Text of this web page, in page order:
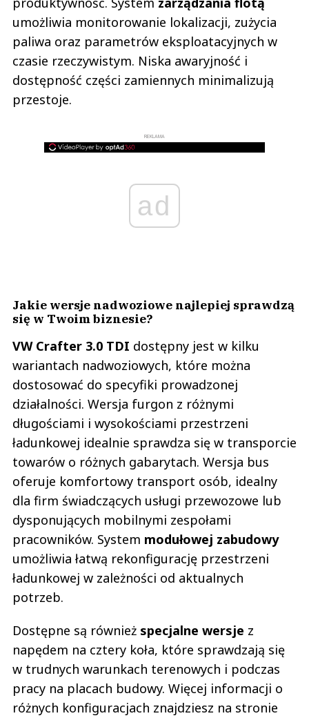
umożliwia monitorowanie lokalizacji, zużycia
paliwa oraz parametrów eksploatacyjnych w
czasie rzeczywistym. Niska awaryjność i
dostępność części zamiennych minimalizują
przestoje.
REKLAMA
ad
Jakie wersje nadwoziowe najlepiej sprawdzą
się w Twoim biznesie?
VW Crafter 3.0 TDI dostępny jest w kilku
wariantach nadwoziowych, które można
dostosować do specyfiki prowadzonej
działalności. Wersja furgon z różnymi
długościami i wysokościami przestrzeni
ładunkowej idealnie sprawdza się w transporcie
towarów o różnych gabarytach. Wersja bus
oferuje komfortowy transport osób, idealny
dla firm świadczących usługi przewozowe lub
dysponujących mobilnymi zespołami
pracowników. System modułowej zabudowy
umożliwia łatwą rekonfigurację przestrzeni
ładunkowej w zależności od aktualnych
potrzeb.
Dostępne są również specjalne wersje z
napędem na cztery koła, które sprawdzają się
w trudnych warunkach terenowych i podczas
pracy na placach budowy. Więcej informacji o
różnych konfiguracjach znajdziesz na stronie